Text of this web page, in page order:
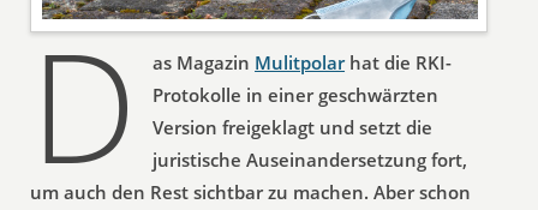
D as Magazin Mulitpolarhat die RKI-
Protokolle in einer geschwärzten
Version freigeklagt und setzt die
juristische Auseinandersetzung fort,
um auch den Rest sichtbar zu machen. Aber schon